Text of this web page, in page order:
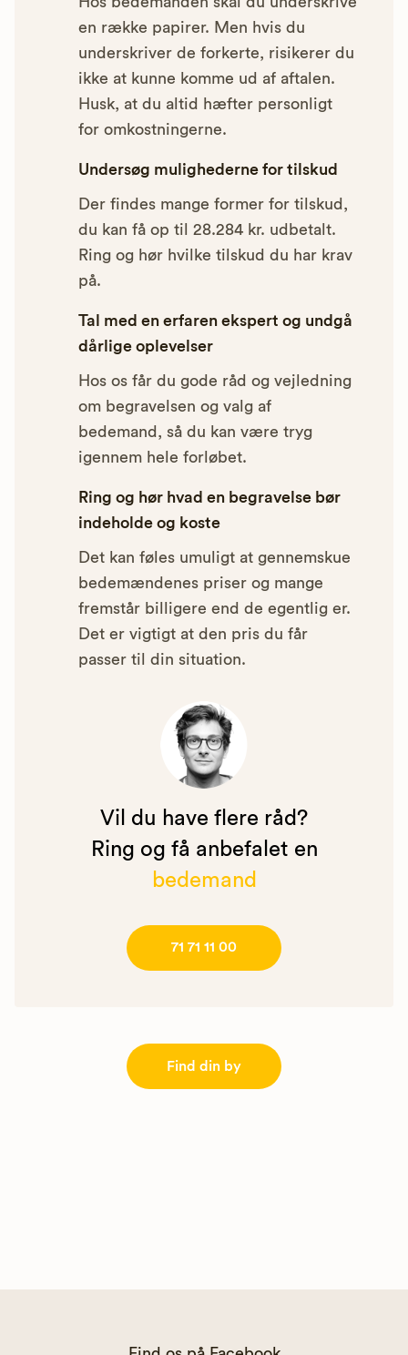
en række papirer. Men hvis du
underskriver de forkerte, risikerer du
ikke at kunne komme ud af aftalen.
Husk, at du altid hæfter personligt
for omkostningerne.
Undersøg mulighederne for tilskud
Der findes mange former for tilskud,
du kan få op til 28.284 kr. udbetalt.
Ring og hør hvilke tilskud du har krav
på.
Tal med en erfaren ekspert og undgå
dårlige oplevelser
Hos os får du gode råd og vejledning
om begravelsen og valg af
bedemand, så du kan være tryg
igennem hele forløbet.
Ring og hør hvad en begravelse bør
indeholde og koste
Det kan føles umuligt at gennemskue
bedemændenes priser og mange
fremstår billigere end de egentlig er.
Det er vigtigt at den pris du får
passer til din situation.
Vil du have flere råd?
Ring og få anbefalet en
bedemand
71 71 11 00
Find din by